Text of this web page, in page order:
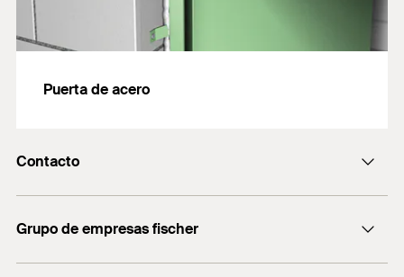
Puerta de acero
Contacto
Recepcion@fischer.com.ar
+54 (11) 4721-7700
Grupo de empresas fischer